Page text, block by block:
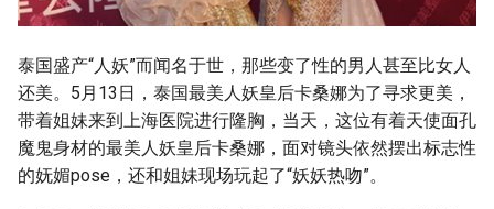
泰国盛产“人妖”而闻名于世，那些变了性的男人甚至比女人
还美。5月13日，泰国最美人妖皇后卡桑娜为了寻求更美，
带着姐妹来到上海医院进行隆胸，当天，这位有着天使面孔
魔鬼身材的最美人妖皇后卡桑娜，面对镜头依然摆出标志性
的妩媚pose，还和姐妹现场玩起了“妖妖热吻”。